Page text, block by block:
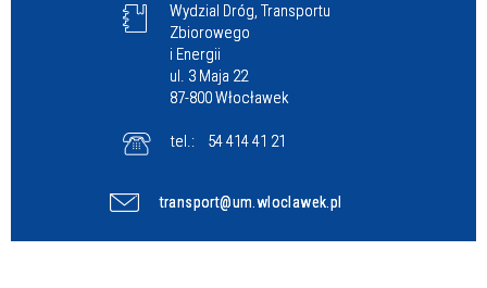
Wydzial Dróg, Transportu
Zbiorowego
i Energii
ul. 3 Maja 22
87-800 Włocławek
tel.: 54 414 41 21
transport@um.wloclawek.pl